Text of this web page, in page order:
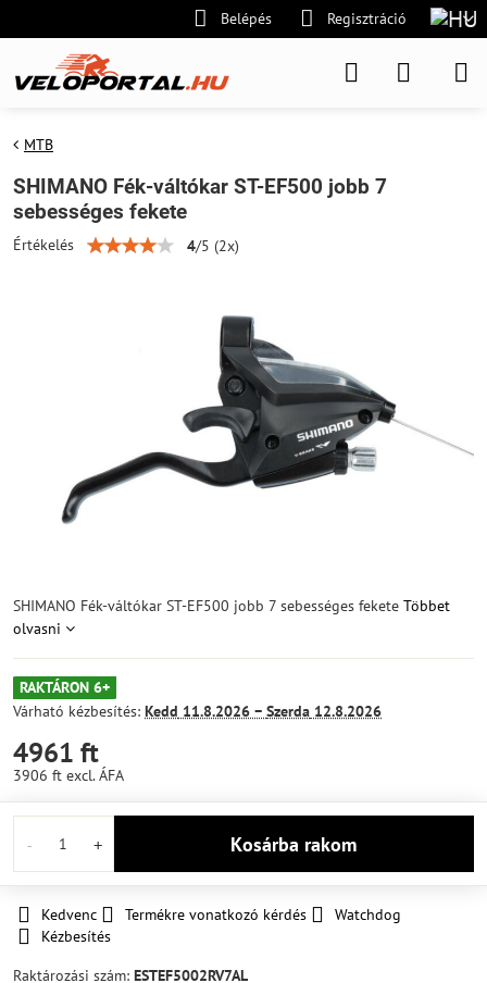
Belépés Regisztráció
MTB
SHIMANO Fék-váltókar ST-EF500 jobb 7
sebességes fekete
Értékelés 4/5 (2x)
SHIMANO Fék-váltókar ST-EF500 jobb 7 sebességes fekete Többet
olvasni
RAKTÁRON 6+
Várható kézbesítés: Kedd 11.8.2026 − Szerda 12.8.2026
4961 ft
3906 ft excl. ÁFA
Kosárba rakom
Kedvenc Termékre vonatkozó kérdés
Watchdog
Kézbesítés
Raktározási szám: ESTEF5002RV7AL